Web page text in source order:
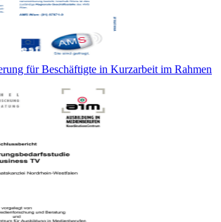
für Beschäftigte in Kurzarbeit im Rahmen